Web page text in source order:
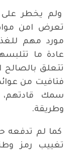
ولم يخطر على
تعرض امن
مورد مهم
عادة ما
تتعلق بالصالح
فتافيت من
سمك
وطريقة.
كما لم تدفعه
تغييب رمز